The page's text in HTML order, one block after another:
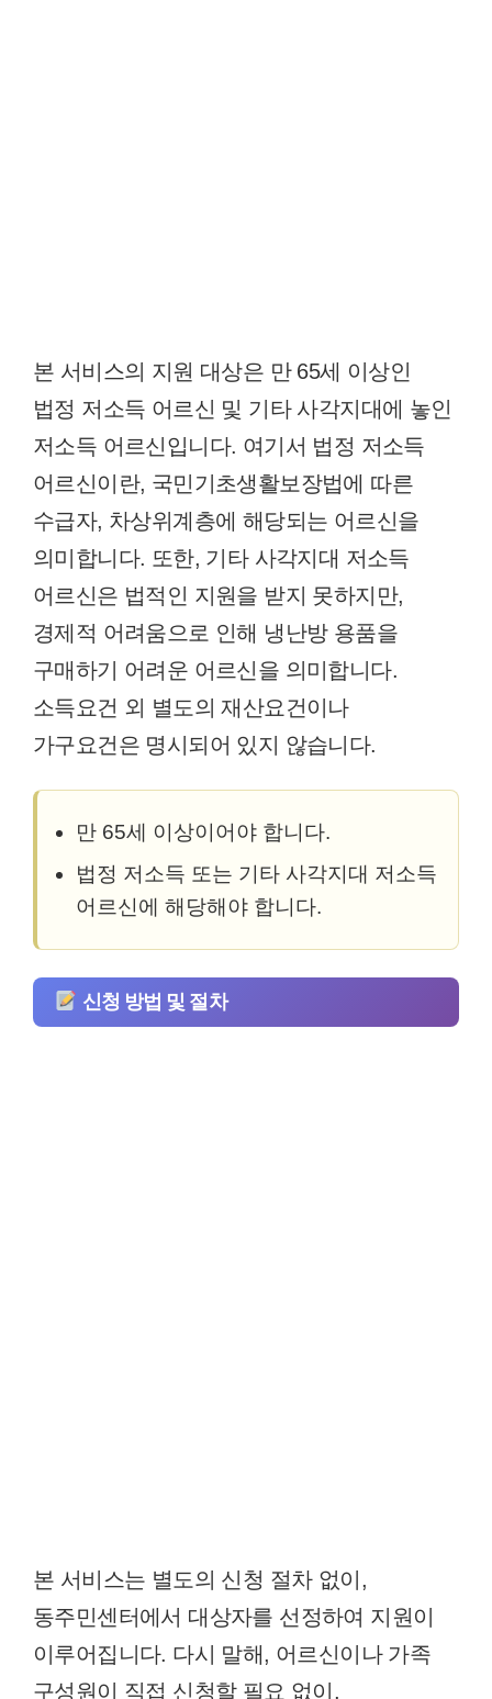
본 서비스의 지원 대상은 만 65세 이상인
법정 저소득 어르신 및 기타 사각지대에 놓인
저소득 어르신입니다. 여기서 법정 저소득
어르신이란, 국민기초생활보장법에 따른
수급자, 차상위계층에 해당되는 어르신을
의미합니다. 또한, 기타 사각지대 저소득
어르신은 법적인 지원을 받지 못하지만,
경제적 어려움으로 인해 냉난방 용품을
구매하기 어려운 어르신을 의미합니다.
소득요건 외 별도의 재산요건이나
가구요건은 명시되어 있지 않습니다.
만 65세 이상이어야 합니다.
법정 저소득 또는 기타 사각지대 저소득
어르신에 해당해야 합니다.
신청 방법 및 절차
본 서비스는 별도의 신청 절차 없이,
동주민센터에서 대상자를 선정하여 지원이
이루어집니다. 다시 말해, 어르신이나 가족
구성원이 직접 신청할 필요 없이,